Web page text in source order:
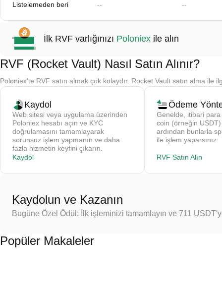
Listelemeden beri -- --
İlk RVF varlığınızı Poloniex ile alın
RVF (Rocket Vault) Nasıl Satın Alınır?
Poloniex'te RVF satın almak çok kolaydır. Rocket Vault satın alma ile
Kaydol
Web sitesi veya uygulama üzerinden
Poloniex hesabı açın ve KYC
doğrulamasını tamamlayarak
sorunsuz işlem yapmanın ve daha
fazla hizmetin keyfini çıkarın.
Kaydol
Ödeme
Genelde, itibari
coin (örneğin USDT)
ardından bunlarla
ile işlem yaparsınız.
RVF Satın Alın
Kaydolun ve Kazanın
Bugüne Özel Ödül: İlk işleminizi tamamlayın ve 711
Popüler Makaleler